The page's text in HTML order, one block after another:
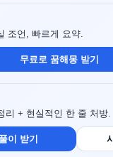
조언, 빠르게 요약.
무료로 꿈해몽 받기
리 + 현실적인 한 줄 처방.
이 받기